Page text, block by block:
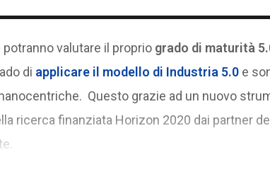
valutare il proprio grado di maturità
di applicare il modello di Industria 5.0e
Questo grazie ad un nuovo
ricerca finanziata Horizon 2020 dai partner